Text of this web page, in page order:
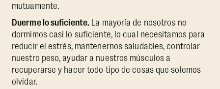
mutuamente.
Duerme lo suficiente. La mayoría de nosotros no
dormimos casi lo suficiente, lo cual necesitamos para
reducir el estrés, mantenernos saludables, controlar
nuestro peso, ayudar a nuestros músculos a
recuperarse y hacer todo tipo de cosas que solemos
olvidar.